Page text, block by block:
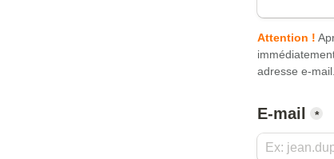
Attention !
adresse e-mail.
E-mail *